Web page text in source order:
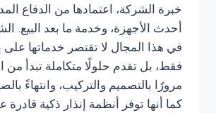
خبرة الشركة، اعتمادها من الدفاع
أحدث الأجهزة، وخدمة ما بعد البيع.
في هذا المجال لا تقتصر خدماتها على
فقط، بل تقدم حلولًا متكاملة تبدأ من
مرورًا بالتصميم والتركيب، وانتهاءً
كما أنها توفر أنظمة إنذار ذكية